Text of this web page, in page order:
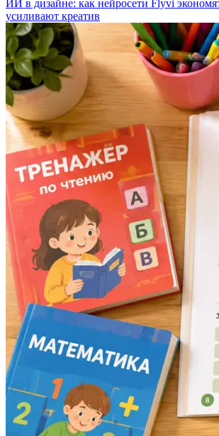
ИИ в дизайне: как нейросети Flyvi
усиливают креатив